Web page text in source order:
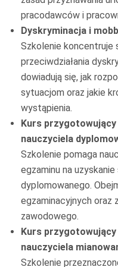
pracodawców i
Dyskryminacja i
Szkolenie koncentruje
przeciwdziałania
dowiadują się, jak
sytuacjom oraz jakie
wystąpienia.
Kurs
nauczyciela
Szkolenie pomaga
egzaminu na
dyplomowanego.
egzaminacyjnych oraz
zawodowego.
Kurs
nauczyciela
Szkolenie